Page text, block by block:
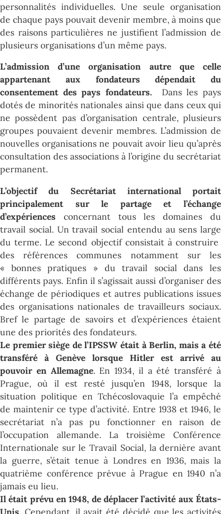
personnalités individuelles. Une seule organisation
de chaque pays pouvait devenir membre, à moins que
des raisons particulières ne justifient l’admission de
plusieurs organisations d’un même pays.
L’admission d’une organisation autre que celle
appartenant aux fondateurs dépendait du
consentement des pays fondateurs. Dans les pays
dotés de minorités nationales ainsi que dans ceux qui
ne possèdent pas d’organisation centrale, plusieurs
groupes pouvaient devenir membres. L’admission de
nouvelles organisations ne pouvait avoir lieu qu’après
consultation des associations à l’origine du secrétariat
permanent.
L’objectif du Secrétariat international portait
principalement sur le partage et l’échange
d’expériences concernant tous les domaines du
travail social. Un travail social entendu au sens large
du terme. Le second objectif consistait à construire
des références communes notamment sur les
« bonnes pratiques » du travail social dans les
différents pays. Enfin il s’agissait aussi d’organiser des
échange de périodiques et autres publications issues
des organisations nationales de travailleurs sociaux.
Bref le partage de savoirs et d’expériences étaient
une des priorités des fondateurs.
Le premier siège de l’IPSSW était à Berlin, mais a été
transféré à Genève lorsque Hitler est arrivé au
pouvoir en Allemagne. En 1934, il a été transféré à
Prague, où il est resté jusqu’en 1948, lorsque la
situation politique en Tchécoslovaquie l’a empêché
de maintenir ce type d’activité. Entre 1938 et 1946, le
secrétariat n’a pas pu fonctionner en raison de
l’occupation allemande. La troisième Conférence
Internationale sur le Travail Social, la dernière avant
la guerre, s’était tenue à Londres en 1936, mais la
quatrième conférence prévue à Prague en 1940 n’a
jamais eu lieu.
Il était prévu en 1948, de déplacer l’activité aux États-
Unis. Cependant, il avait été décidé que les activités